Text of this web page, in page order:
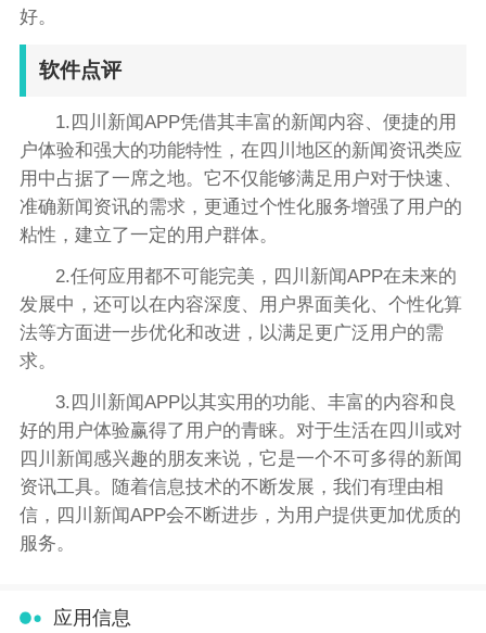
好。
软件点评
1.四川新闻APP凭借其丰富的新闻内容、便捷的用
户体验和强大的功能特性，在四川地区的新闻资讯类应
用中占据了一席之地。它不仅能够满足用户对于快速、
准确新闻资讯的需求，更通过个性化服务增强了用户的
粘性，建立了一定的用户群体。
2.任何应用都不可能完美，四川新闻APP在未来的
发展中，还可以在内容深度、用户界面美化、个性化算
法等方面进一步优化和改进，以满足更广泛用户的需
求。
3.四川新闻APP以其实用的功能、丰富的内容和良
好的用户体验赢得了用户的青睐。对于生活在四川或对
四川新闻感兴趣的朋友来说，它是一个不可多得的新闻
资讯工具。随着信息技术的不断发展，我们有理由相
信，四川新闻APP会不断进步，为用户提供更加优质的
服务。
应用信息